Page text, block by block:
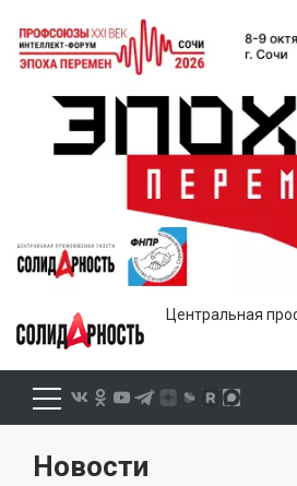
Центральная
Новости